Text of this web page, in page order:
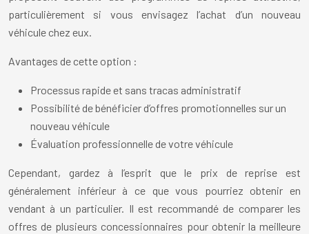
particulièrement si vous envisagez l’achat d’un nouveau
véhicule chez eux.
Avantages de cette option :
Processus rapide et sans tracas administratif
Possibilité de bénéficier d’offres promotionnelles sur un
nouveau véhicule
Évaluation professionnelle de votre véhicule
Cependant, gardez à l’esprit que le prix de reprise est
généralement inférieur à ce que vous pourriez obtenir en
vendant à un particulier. Il est recommandé de comparer les
offres de plusieurs concessionnaires pour obtenir la meilleure